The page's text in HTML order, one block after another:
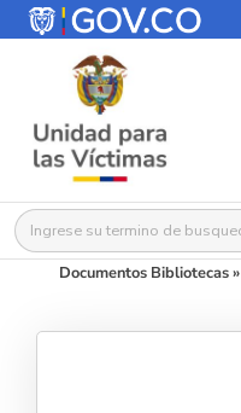
Buscar:
Documentos Bibliotecas»